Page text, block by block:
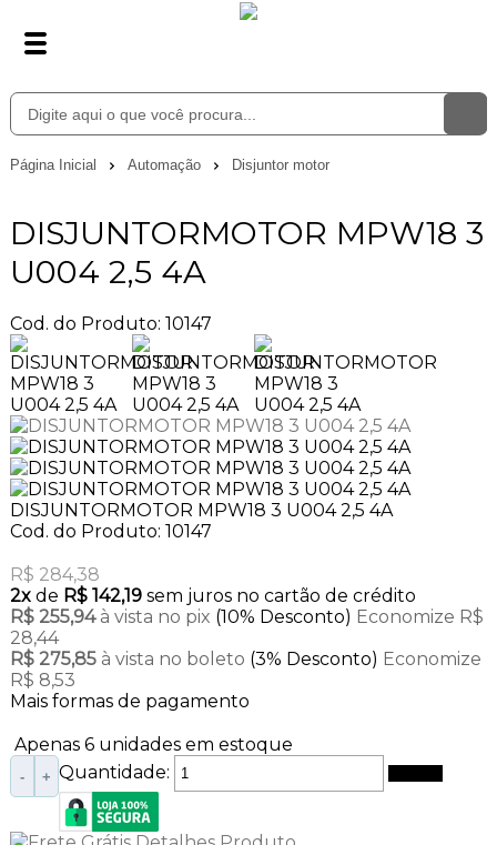
Página Inicial Automação Disjuntor motor
DISJUNTORMOTOR MPW18 3
U004 2,5 4A
Cod. do Produto: 10147
DISJUNTORMOTOR MPW18 3 U004 2,5 4A
Cod. do Produto: 10147
R$ 284,38
2xde R$ 142,19 sem juros no cartão de crédito
R$ 255,94 à vista no pix (10% Desconto) Economize R$
28,44
R$ 275,85 à vista no boleto (3% Desconto) Economize
R$ 8,53
Mais formas de pagamento
Apenas 6 unidades em estoque
Quantidade:
- +